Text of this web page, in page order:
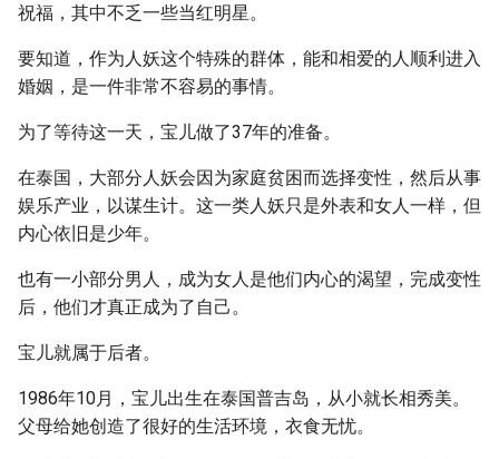
祝福，其中不乏一些当红明星。
要知道，作为人妖这个特殊的群体，能和相爱的人顺利进入
婚姻，是一件非常不容易的事情。
为了等待这一天，宝儿做了37年的准备。
在泰国，大部分人妖会因为家庭贫困而选择变性，然后从事
娱乐产业，以谋生计。这一类人妖只是外表和女人一样，但
内心依旧是少年。
也有一小部分男人，成为女人是他们内心的渴望，完成变性
后，他们才真正成为了自己。
宝儿就属于后者。
1986年10月，宝儿出生在泰国普吉岛，从小就长相秀美。
父母给她创造了很好的生活环境，衣食无忧。